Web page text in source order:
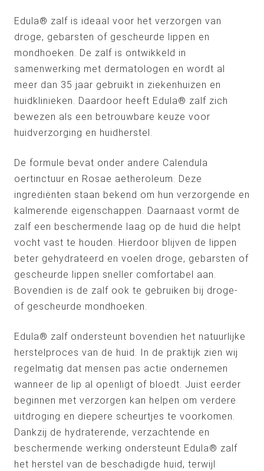
Edula® zalf is ideaal voor het verzorgen van
droge, gebarsten of gescheurde lippen en
mondhoeken. De zalf is ontwikkeld in
samenwerking met dermatologen en wordt al
meer dan 35 jaar gebruikt in ziekenhuizen en
huidklinieken. Daardoor heeft Edula® zalf zich
bewezen als een betrouwbare keuze voor
huidverzorging en huidherstel.
De formule bevat onder andere Calendula
oertinctuur en Rosae aetheroleum. Deze
ingrediënten staan bekend om hun verzorgende en
kalmerende eigenschappen. Daarnaast vormt de
zalf een beschermende laag op de huid die helpt
vocht vast te houden. Hierdoor blijven de lippen
beter gehydrateerd en voelen droge, gebarsten of
gescheurde lippen sneller comfortabel aan.
Bovendien is de zalf ook te gebruiken bij droge-
of gescheurde mondhoeken.
Edula® zalf ondersteunt bovendien het natuurlijke
herstelproces van de huid. In de praktijk zien wij
regelmatig dat mensen pas actie ondernemen
wanneer de lip al openligt of bloedt. Juist eerder
beginnen met verzorgen kan helpen om verdere
uitdroging en diepere scheurtjes te voorkomen.
Dankzij de hydraterende, verzachtende en
beschermende werking ondersteunt Edula® zalf
het herstel van de beschadigde huid, terwijl